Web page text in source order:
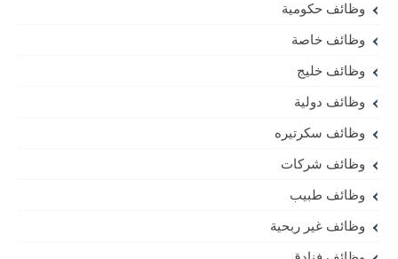
وظائف حكومية
وظائف خاصة
وظائف خليج
وظائف دولية
وظائف سكرتيره
وظائف شركات
وظائف طبيب
وظائف غير ربحية